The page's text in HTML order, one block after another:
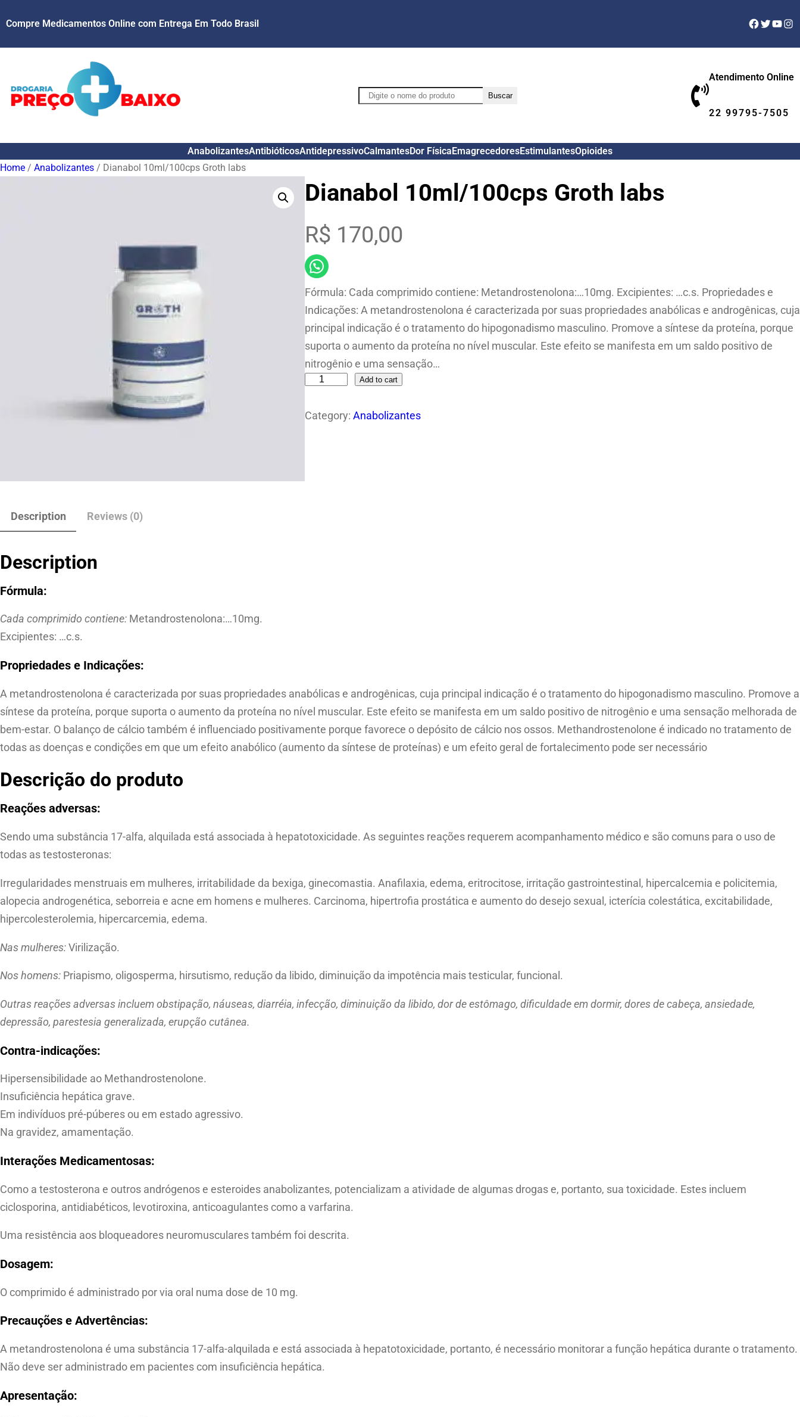
Compre Medicamentos Online com Entrega Em Todo Brasil Facebook
Twitter
Pesquisar Buscar
Atendimento Online
22 99795-7505
AnabolizantesAntibióticosAntidepressivoCalmantesDor FísicaEmagrecedoresEstimulantesOpioides
Home / Anabolizantes / Dianabol 10ml/100cps Groth labs
Dianabol 10ml/100cps Groth labs
R$ 170,00
Fórmula: Cada comprimido contiene: Metandrostenolona:…10mg. Excipientes: …c.s. Propriedades e
Indicações: A metandrostenolona é caracterizada por suas propriedades anabólicas e androgênicas, cuja
principal indicação é o tratamento do hipogonadismo masculino. Promove a síntese da proteína, porque
suporta o aumento da proteína no nível muscular. Este efeito se manifesta em um saldo positivo de
nitrogênio e uma sensação…
a
q
u
i
y
Add to cart
Category: Anabolizantes
Description Reviews (0)
Description
Fórmula:
Cada comprimido contiene: Metandrostenolona:…10mg.
Excipientes: …c.s.
Propriedades e Indicações:
A metandrostenolona é caracterizada por suas propriedades anabólicas e androgênicas, cuja principal indicação é o tratamento do hipogonadismo masculino. Promove a
síntese da proteína, porque suporta o aumento da proteína no nível muscular. Este efeito se manifesta em um saldo positivo de nitrogênio e uma sensação melhorada de
bem-estar. O balanço de cálcio também é influenciado positivamente porque favorece o depósito de cálcio nos ossos. Methandrostenolone é indicado no tratamento de
todas as doenças e condições em que um efeito anabólico (aumento da síntese de proteínas) e um efeito geral de fortalecimento pode ser necessário
Descrição do produto
Reações adversas:
Sendo uma substância 17-alfa, alquilada está associada à hepatotoxicidade. As seguintes reações requerem acompanhamento médico e são comuns para o uso de
todas as testosteronas:
Irregularidades menstruais em mulheres, irritabilidade da bexiga, ginecomastia. Anafilaxia, edema, eritrocitose, irritação gastrointestinal, hipercalcemia e policitemia,
alopecia androgenética, seborreia e acne em homens e mulheres. Carcinoma, hipertrofia prostática e aumento do desejo sexual, icterícia colestática, excitabilidade,
hipercolesterolemia, hipercarcemia, edema.
Nas mulheres: Virilização.
Nos homens: Priapismo, oligosperma, hirsutismo, redução da libido, diminuição da impotência mais testicular, funcional.
Outras reações adversas incluem obstipação, náuseas, diarréia, infecção, diminuição da libido, dor de estômago, dificuldade em dormir, dores de cabeça, ansiedade,
depressão, parestesia generalizada, erupção cutânea.
Contra-indicações:
Hipersensibilidade ao Methandrostenolone.
Insuficiência hepática grave.
Em indivíduos pré-púberes ou em estado agressivo.
Na gravidez, amamentação.
Interações Medicamentosas:
Como a testosterona e outros andrógenos e esteroides anabolizantes, potencializam a atividade de algumas drogas e, portanto, sua toxicidade. Estes incluem
ciclosporina, antidiabéticos, levotiroxina, anticoagulantes como a varfarina.
Uma resistência aos bloqueadores neuromusculares também foi descrita.
Dosagem:
O comprimido é administrado por via oral numa dose de 10 mg.
Precauções e Advertências:
A metandrostenolona é uma substância 17-alfa-alquilada e está associada à hepatotoxicidade, portanto, é necessário monitorar a função hepática durante o tratamento.
Não deve ser administrado em pacientes com insuficiência hepática.
Apresentação: